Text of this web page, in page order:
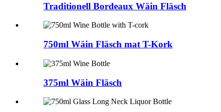
Traditionell Bordeaux Wäin Fläsch
750ml Wäin Fläsch mat T-Kork
375ml Wäin Fläsch